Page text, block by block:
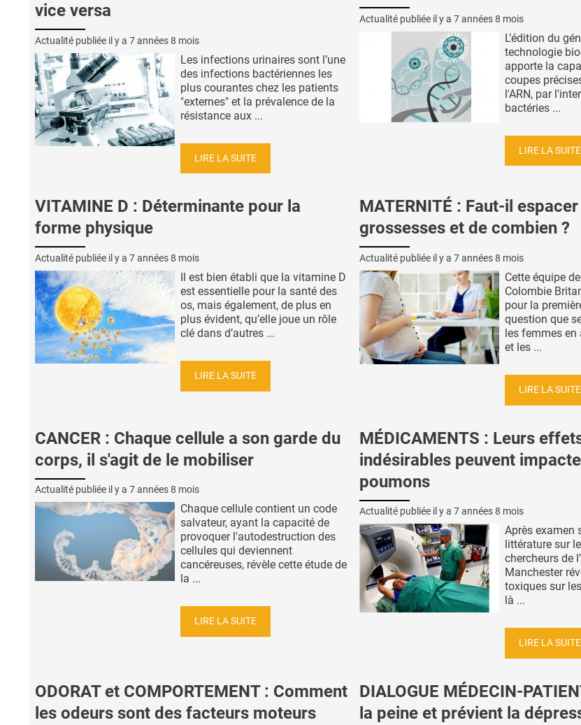
vice versa
Actualité publiée il y a 7 années 8 mois
Les infections urinaires sont l’une
des infections bactériennes les
plus courantes chez les patients
"externes" et la prévalence de la
résistance aux ...
LIRE LA SUITE
Actualité publiée il y a 7 années 8 mois
L’édition du
technologie
apporte la
coupes
l'ARN, par
bactéries ...
LIRE LA SUITE
VITAMINE D : Déterminante pour la
forme physique
Actualité publiée il y a 7 années 8 mois
Il est bien établi que la vitamine D
est essentielle pour la santé des
os, mais également, de plus en
plus évident, qu’elle joue un rôle
clé dans d’autres ...
LIRE LA SUITE
MATERNITÉ : Faut-il
grossesses et de combien ?
Actualité publiée il y a 7 années 8 mois
Cette équipe
Colombie
pour la
question que
les femmes
et les ...
LIRE LA SUITE
CANCER : Chaque cellule a son garde du
corps, il s'agit de le mobiliser
Actualité publiée il y a 7 années 8 mois
Chaque cellule contient un code
salvateur, ayant la capacité de
provoquer l'autodestruction des
cellules qui deviennent
cancéreuses, révèle cette étude de
la ...
LIRE LA SUITE
MÉDICAMENTS : Leurs
indésirables peuvent
poumons
Actualité publiée il y a 7 années 8 mois
Après examen
littérature sur
chercheurs de
Manchester
toxiques sur
là ...
LIRE LA SUITE
ODORAT et COMPORTEMENT : Comment
les odeurs sont des facteurs moteurs
DIALOGUE MÉDECIN-
la peine et prévient la